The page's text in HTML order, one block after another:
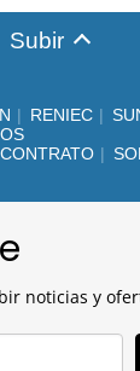
Subir
RENIEC
CONTRATO
noticias y